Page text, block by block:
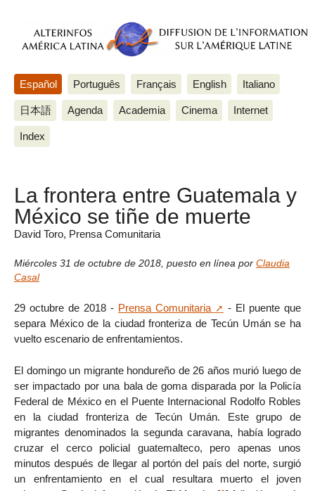
Español Português Français English Italiano
日本語 Agenda Academia Cinema Internet
Index
La frontera entre Guatemala y
México se tiñe de muerte
David Toro, Prensa Comunitaria
Miércoles 31 de octubre de 2018 puesto en línea por Claudia
Casal
29 octubre de 2018 - Prensa Comunitaria
- El puente que
separa México de la ciudad fronteriza de Tecún Umán se ha
vuelto escenario de enfrentamientos.
El domingo un migrante hondureño de 26 años murió luego de
ser impactado por una bala de goma disparada por la Policía
Federal de México en el Puente Internacional Rodolfo Robles
en la ciudad fronteriza de Tecún Umán. Este grupo de
migrantes denominados la segunda caravana, había logrado
cruzar el cerco policial guatemalteco, pero apenas unos
minutos después de llegar al portón del país del norte, surgió
un enfrentamiento en el cual resultara muerto el joven